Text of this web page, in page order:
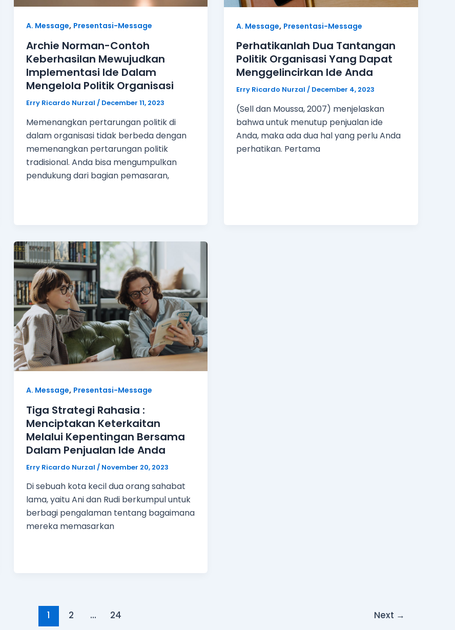
A. Message, Presentasi-Message
Archie Norman-Contoh
Keberhasilan Mewujudkan
Implementasi Ide Dalam
Mengelola Politik Organisasi
Erry Ricardo Nurzal / December 11, 2023
Memenangkan pertarungan politik di
dalam organisasi tidak berbeda dengan
memenangkan pertarungan politik
tradisional. Anda bisa mengumpulkan
pendukung dari bagian pemasaran,
A. Message, Presentasi-Message
Perhatikanlah Dua Tantangan
Politik Organisasi Yang Dapat
Menggelincirkan Ide Anda
Erry Ricardo Nurzal/ December 4, 2023
(Sell dan Moussa, 2007) menjelaskan
bahwa untuk menutup penjualan ide
Anda, maka ada dua hal yang perlu Anda
perhatikan. Pertama
A. Message, Presentasi-Message
Tiga Strategi Rahasia :
Menciptakan Keterkaitan
Melalui Kepentingan Bersama
Dalam Penjualan Ide Anda
Erry Ricardo Nurzal / November 20, 2023
Di sebuah kota kecil dua orang sahabat
lama, yaitu Ani dan Rudi berkumpul untuk
berbagi pengalaman tentang bagaimana
mereka memasarkan
1 2 … 24 Next →